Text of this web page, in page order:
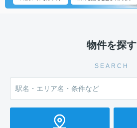
物件を探す
SEARCH